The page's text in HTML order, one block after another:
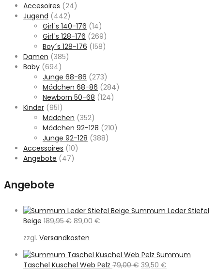
Accesoires (24)
Jugend (442)
Girl´s 140-176 (14)
Girl´s 128-176 (269)
Boy´s 128-176 (158)
Damen (385)
Baby (694)
Junge 68-86 (273)
Mädchen 68-86 (284)
Newborn 50-68 (124)
Kinder (951)
Mädchen (352)
Mädchen 92-128 (210)
Junge 92-128 (388)
Accessoires (10)
Angebote (47)
Angebote
Summum Leder Stiefel
Beige 189,95€ Ursprünglicher
war:
189,95 €
89,00 €
89,00 €.
zzgl. Versandkosten
Summum
Taschel Kuschel Web Pelz 79,00€ Ursprünglicher
39,50 €